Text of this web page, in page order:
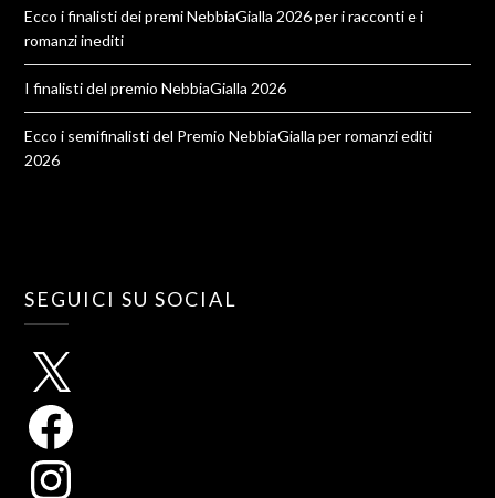
Ecco i finalisti dei premi NebbiaGialla 2026 per i racconti e i
romanzi inediti
I finalisti del premio NebbiaGialla 2026
Ecco i semifinalisti del Premio NebbiaGialla per romanzi editi
2026
SEGUICI SU SOCIAL